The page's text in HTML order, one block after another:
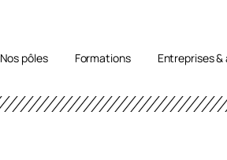
Nos pôles Formations Entreprises